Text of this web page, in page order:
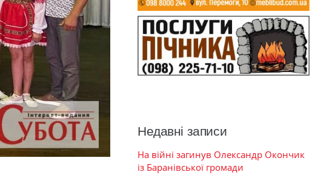
Недавні записи
На війні загинув Олександр Окончик
із Баранівської громади